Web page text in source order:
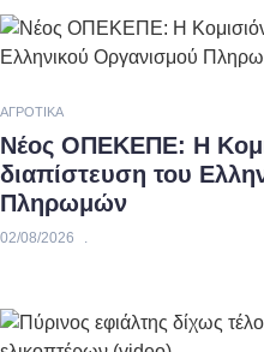
ΑΓΡΟΤΙΚΆ
Νέος ΟΠΕΚΕΠΕ: Η
διαπίστευση του
Πληρωμών
02/08/2026